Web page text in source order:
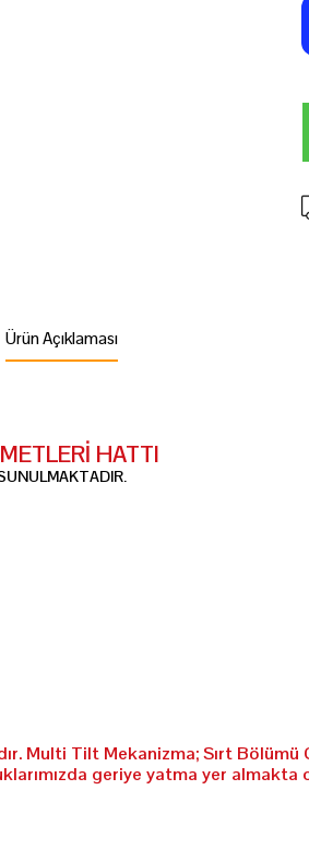
Ürün Açıklaması
HATTI
Multi Tilt Mekanizma; Sırt
geriye yatma yer